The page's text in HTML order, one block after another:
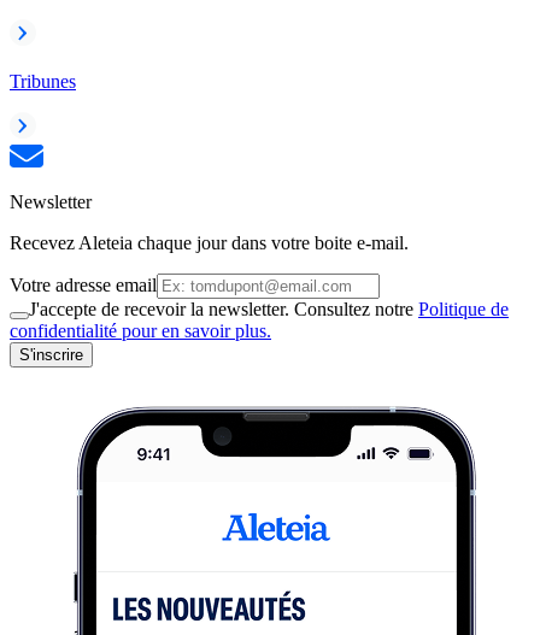
Tribunes
Newsletter
Recevez Aleteia chaque jour dans votre boite e-mail.
Votre adresse email
J'accepte de recevoir la newsletter. Consultez notre Politique de
confidentialité pour en savoir plus.
S'inscrire